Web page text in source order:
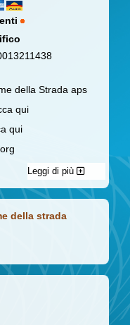
della Strada aps
qui
qui
Leggi di più
della strada